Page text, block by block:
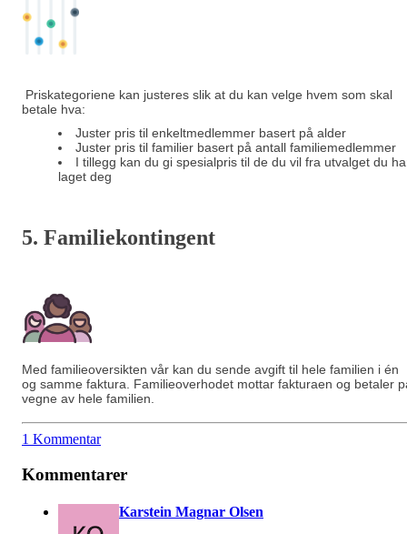
Priskategoriene kan justeres slik at du kan velge hvem som skal
betale hva:
Juster pris til enkeltmedlemmer basert på alder
Juster pris til familier basert på antall familiemedlemmer
I tillegg kan du gi spesialpris til de du vil fra utvalget du
laget deg
5. Familiekontingent
Med familieoversikten vår kan du sende avgift til hele familien i én
og samme faktura. Familieoverhodet mottar fakturaen og betaler
vegne av hele familien.
1 Kommentar
Kommentarer
Karstein Magnar Olsen